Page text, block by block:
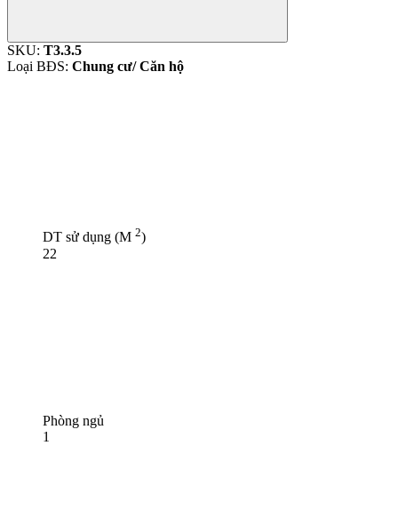
SKU: T3.3.5
Loại BĐS: Chung cư/ Căn hộ
DT sử dụng (M 2)
22
Phòng ngủ
1